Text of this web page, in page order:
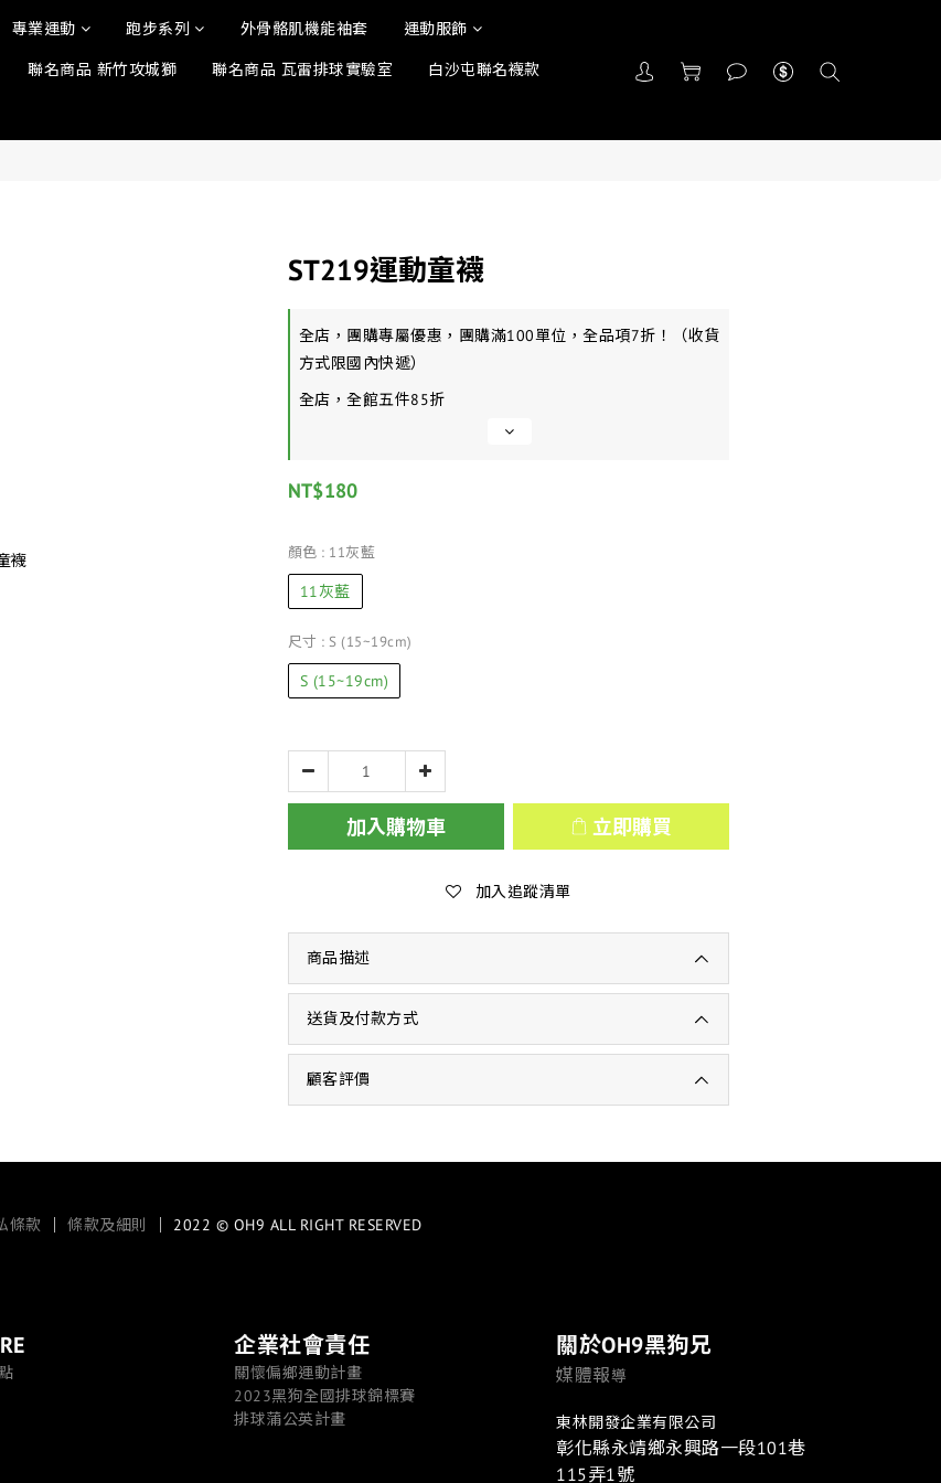
專業運動 跑步系列 外骨骼肌機能袖套 運動服飾
聯名商品 新竹攻城獅 聯名商品 瓦雷排球實驗室 白沙屯聯名襪款
ST219運動童襪
全店，團購專屬優惠，團購滿100單位，全品項7折！（收貨
方式限國內快遞）
全店，全館五件85折
NT$180
顏色 : 11灰藍
11灰藍
尺寸 : S (15~19cm)
S (15~19cm)
加入購物車 立即購買
加入追蹤清單
商品描述
送貨及付款方式
顧客評價
條款 條款及細則 ｜ 2022 © OH9 ALL RIGHT RESERVED
企業社會責任
關懷偏鄉運動計畫
2023黑狗全國排球錦標賽
排球蒲公英計畫
關於OH9黑狗兄
媒體報導
東林開發企業有限公司
彰化縣永靖鄉永興路一段101巷
115弄1號